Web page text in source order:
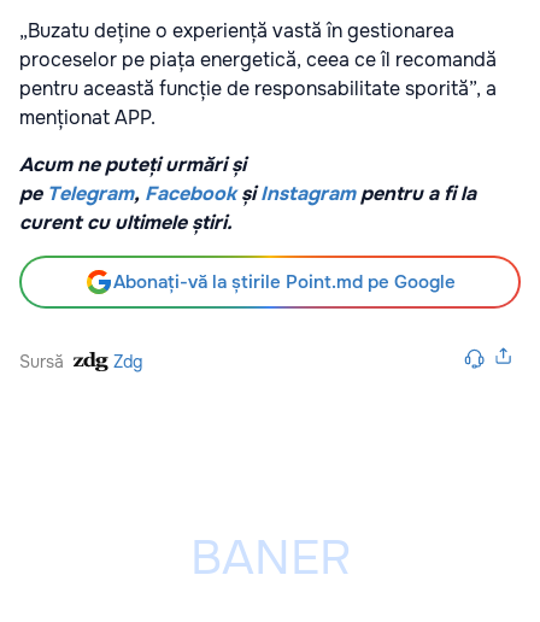
„Buzatu deține o experiență vastă în gestionarea
proceselor pe piața energetică, ceea ce îl recomandă
pentru această funcție de responsabilitate sporită”, a
menționat APP.
Acum ne puteți urmări și
pe Telegram, Facebook șiInstagrampentru a fi la
curent cu ultimele știri.
Abonați-vă la știrile Point.md pe Google
Sursă Zdg